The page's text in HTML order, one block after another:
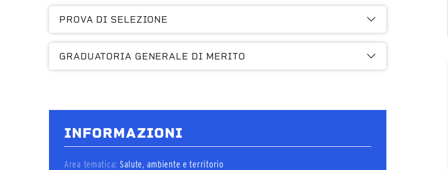
PROVA DI SELEZIONE
GRADUATORIA GENERALE DI MERITO
INFORMAZIONI
Area tematica: Salute, ambiente e territorio